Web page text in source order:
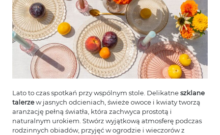
Lato to czas spotkań przy wspólnym stole. Delikatneszklane
talerzew jasnych odcieniach, świeże owoce i kwiaty tworzą
aranżację pełną światła, która zachwyca prostotą i
naturalnym urokiem. Stwórz wyjątkową atmosferę podczas
rodzinnych obiadów, przyjęć w ogrodzie i wieczorów z